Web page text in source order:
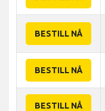
BESTILL NÅ
BESTILL NÅ
BESTILL NÅ